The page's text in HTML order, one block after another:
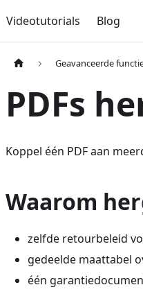
Videotutorials Blog
Geavanceerde
PDFs
Koppel één PDF aan
Waarom
zelfde retourbeleid
gedeelde maattabel
één